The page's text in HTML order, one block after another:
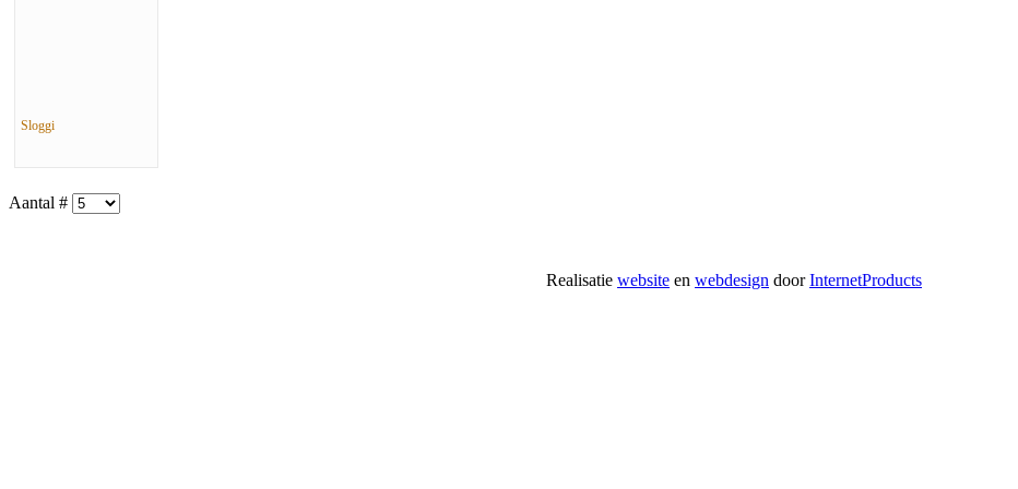
Sloggi
Aantal #
Realisatie website en webdesign doorInternetProducts